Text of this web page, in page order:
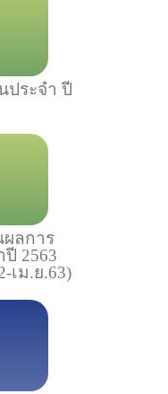
ประจำ ปี
ผลการ
2563
เม.ย.63)